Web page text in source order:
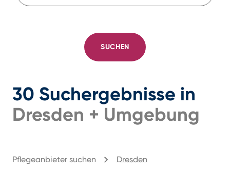
SUCHEN
30 Suchergebnisse in
Dresden + Umgebung
Pflegeanbieter suchen Dresden